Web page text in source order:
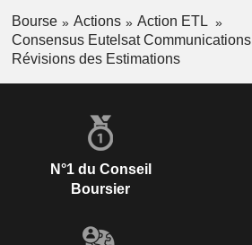
Bourse Actions
Action ETL
Consensus Eutelsat Communications
Révisions des Estimations
N°1 du Conseil
Boursier